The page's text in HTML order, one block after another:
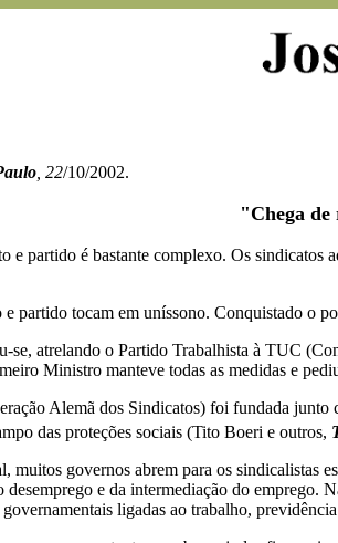
, 22/10/2002.
"Chega de
e partido é bastante complexo. Os sindicatos
e partido tocam em uníssono. Conquistado o
se, atrelando o Partido Trabalhista à TUC
Ministro manteve todas as medidas e
Alemã dos Sindicatos) foi fundada junto
das proteções sociais (Tito Boeri e outros,
muitos governos abrem para os sindicalistas
e da intermediação do emprego.
ligadas ao trabalho,